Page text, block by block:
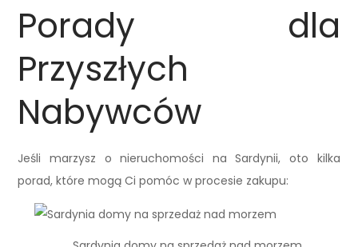
Porady dla
Przyszłych
Nabywców
Jeśli marzysz o nieruchomości na Sardynii, oto kilka
porad, które mogą Ci pomóc w procesie zakupu: